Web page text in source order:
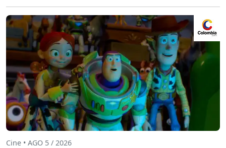
Cine • AGO 5 / 2026